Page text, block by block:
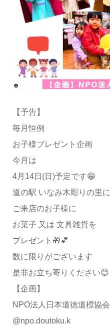
【予告】
毎月恒例
お子様プレゼント企画
今月は
4月14日(日)予定です😁
道の駅 いなみ木彫りの里に
ご来店のお子様に
お菓子 又は 文具雑貨を
プレゼント🎁💕
数に限りがございます
是非お立ち寄りください😊
【企画】
NPO法人日本道徳道標協会
@npo.doutoku.k